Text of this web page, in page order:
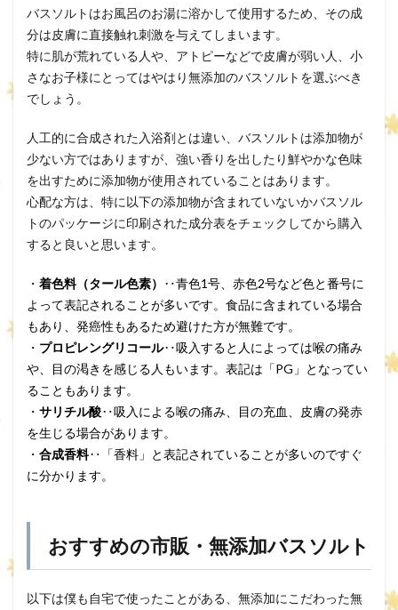
バスソルトはお風呂のお湯に溶かして使用するため、その成
分は皮膚に直接触れ刺激を与えてしまいます。
特に肌が荒れている人や、アトピーなどで皮膚が弱い人、小
さなお子様にとってはやはり無添加のバスソルトを選ぶべき
でしょう。
人工的に合成された入浴剤とは違い、バスソルトは添加物が
少ない方ではありますが、強い香りを出したり鮮やかな色味
を出すために添加物が使用されていることはあります。
心配な方は、特に以下の添加物が含まれていないかバスソル
トのパッケージに印刷された成分表をチェックしてから購入
すると良いと思います。
・ 着色料（タール色素） ‥青色1号、赤色2号など色と番号に
よって表記されることが多いです。食品に含まれている場合
もあり、発癌性もあるため避けた方が無難です。
・ プロピレングリコール‥吸入すると人によっては喉の痛み
や、目の渇きを感じる人もいます。表記は「PG」となってい
ることもあります。
・ サリチル酸‥吸入による喉の痛み、目の充血、皮膚の発赤
を生じる場合があります。
・ 合成香料‥「香料」と表記されていることが多いのですぐ
に分かります。
おすすめの市販・無添加バスソルト
以下は僕も自宅で使ったことがある、無添加にこだわった無